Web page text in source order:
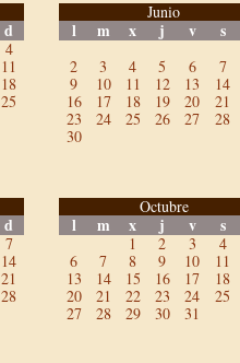
d
4
11
18
25
Junio
l m x j v s
2 3 4 5 6
7
9
10 11 12 13
14
16
17 18 19 20
21
23
24 25 26 27
28
30
d
7
14
21
28
Octubre
l m x j v s
1 2 3
4
6
7 8 9 10
11
13
14 15 16 17
18
20
21 22 23 24
25
27
28 29 30 31